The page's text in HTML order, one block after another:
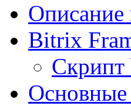
Описание
Bitrix
Скрипт
Основные